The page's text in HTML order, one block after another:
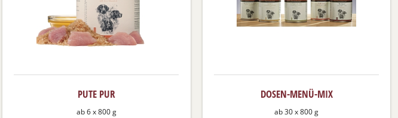
PUTE PUR
ab 6 x 800 g
DOSEN-MENÜ-MIX
ab 30 x 800 g